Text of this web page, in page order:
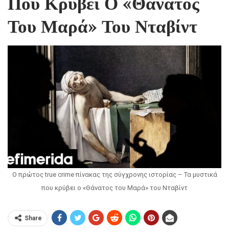
Του Μαρά» Του Νταβίντ
Ο πρώτος true crime πίνακας της σύγχρονης ιστορίας – Τα μυστικά
που κρύβει ο «Θάνατος του Μαρά» του Νταβίντ
Share